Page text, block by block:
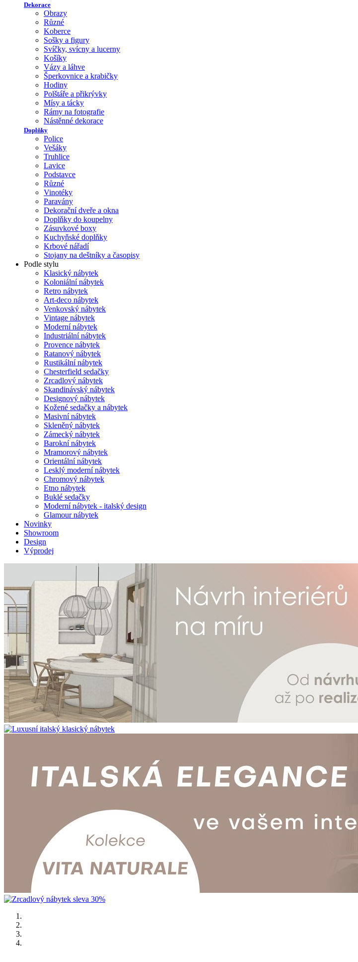
Dekorace
Obrazy
Různé
Koberce
Sošky a figury
Svíčky, svícny a lucerny
Košíky
Vázy a láhve
Šperkovnice a krabičky
Hodiny
Polštáře a přikrývky
Mísy a tácky
Rámy na fotografie
Nástěnné dekorace
Doplňky
Police
Vešáky
Truhlice
Lavice
Podstavce
Různé
Vinotéky
Paravány
Dekorační dveře a okna
Doplňky do koupelny
Zásuvkové boxy
Kuchyňské doplňky
Krbové nářadí
Stojany na deštníky a časopisy
Podle stylu
Klasický nábytek
Koloniální nábytek
Retro nábytek
Art-deco nábytek
Venkovský nábytek
Vintage nábytek
Moderní nábytek
Industriální nábytek
Provence nábytek
Ratanový nábytek
Rustikální nábytek
Chesterfield sedačky
Zrcadlový nábytek
Skandinávský nábytek
Designový nábytek
Kožené sedačky a nábytek
Masivní nábytek
Skleněný nábytek
Zámecký nábytek
Barokní nábytek
Mramorový nábytek
Orientální nábytek
Lesklý moderní nábytek
Chromový nábytek
Etno nábytek
Buklé sedačky
Moderní nábytek - italský design
Glamour nábytek
Novinky
Showroom
Design
Výprodej